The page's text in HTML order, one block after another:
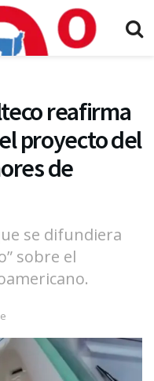
reafirma
proyecto del
de
se difundiera
sobre el